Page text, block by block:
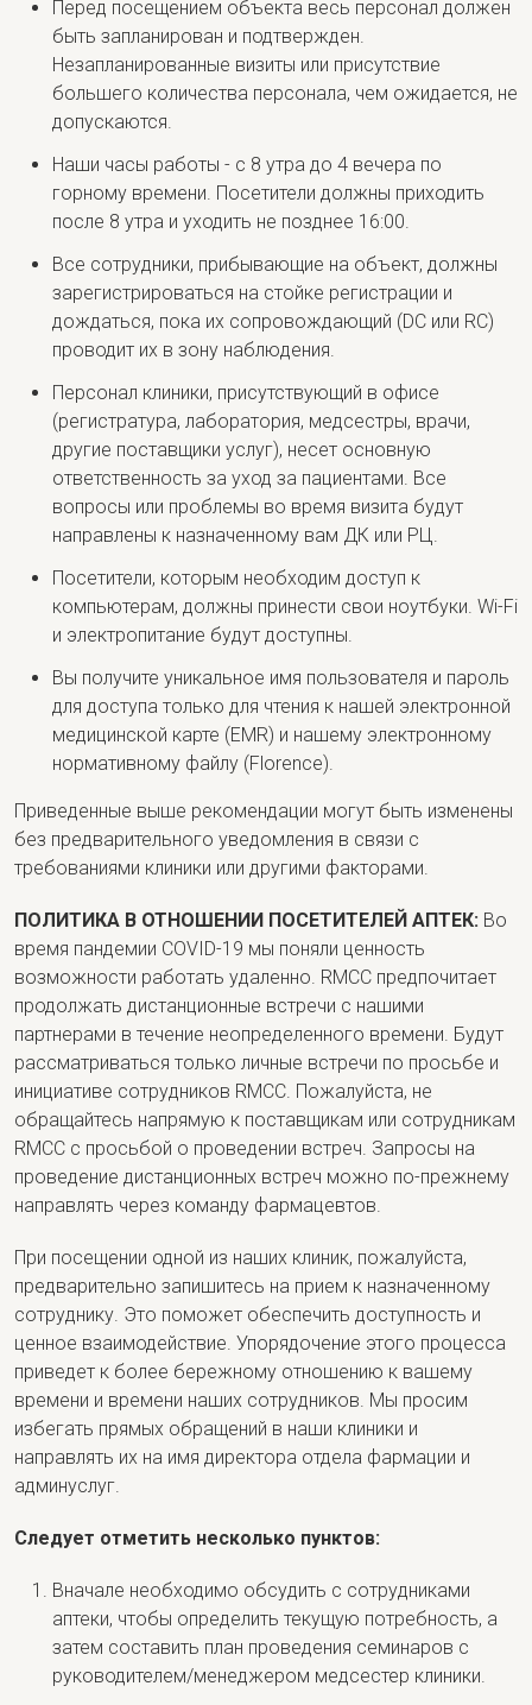
Перед посещением объекта весь персонал должен
быть запланирован и подтвержден.
Незапланированные визиты или присутствие
большего количества персонала, чем ожидается, не
допускаются.
Наши часы работы - с 8 утра до 4 вечера по
горному времени. Посетители должны приходить
после 8 утра и уходить не позднее 16:00.
Все сотрудники, прибывающие на объект, должны
зарегистрироваться на стойке регистрации и
дождаться, пока их сопровождающий (DC или RC)
проводит их в зону наблюдения.
Персонал клиники, присутствующий в офисе
(регистратура, лаборатория, медсестры, врачи,
другие поставщики услуг), несет основную
ответственность за уход за пациентами. Все
вопросы или проблемы во время визита будут
направлены к назначенному вам ДК или РЦ.
Посетители, которым необходим доступ к
компьютерам, должны принести свои ноутбуки. Wi-Fi
и электропитание будут доступны.
Вы получите уникальное имя пользователя и пароль
для доступа только для чтения к нашей электронной
медицинской карте (EMR) и нашему электронному
нормативному файлу (Florence).
Приведенные выше рекомендации могут быть изменены
без предварительного уведомления в связи с
требованиями клиники или другими факторами.
ПОЛИТИКА В ОТНОШЕНИИ ПОСЕТИТЕЛЕЙ АПТЕК: Во
время пандемии COVID-19 мы поняли ценность
возможности работать удаленно. RMCC предпочитает
продолжать дистанционные встречи с нашими
партнерами в течение неопределенного времени. Будут
рассматриваться только личные встречи по просьбе и
инициативе сотрудников RMCC. Пожалуйста, не
обращайтесь напрямую к поставщикам или сотрудникам
RMCC с просьбой о проведении встреч. Запросы на
проведение дистанционных встреч можно по-прежнему
направлять через команду фармацевтов.
При посещении одной из наших клиник, пожалуйста,
предварительно запишитесь на прием к назначенному
сотруднику. Это поможет обеспечить доступность и
ценное взаимодействие. Упорядочение этого процесса
приведет к более бережному отношению к вашему
времени и времени наших сотрудников. Мы просим
избегать прямых обращений в наши клиники и
направлять их на имя директора отдела фармации и
админуслуг.
Следует отметить несколько пунктов:
Вначале необходимо обсудить с сотрудниками
аптеки, чтобы определить текущую потребность, а
затем составить план проведения семинаров с
руководителем/менеджером медсестер клиники.